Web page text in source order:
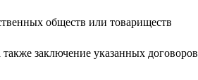
обществ или товариществ
заключение указанных договоров